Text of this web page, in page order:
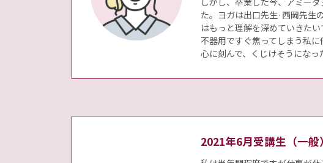
た。ヨガは出口先生·西岡先生
はもっと理解を深めていきたい
不器用ですぐ焦ってしまう私
心に刻んで、くじけそうにな
2021年6月受講生（一般）